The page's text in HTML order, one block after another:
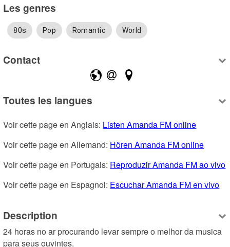
Les genres
80s Pop Romantic World
Contact
Toutes les langues
Voir cette page en Anglais: Listen Amanda FM online
Voir cette page en Allemand: Hören Amanda FM online
Voir cette page en Portugais: Reproduzir Amanda FM ao vivo
Voir cette page en Espagnol: Escuchar Amanda FM en vivo
Description
24 horas no ar procurando levar sempre o melhor da musica
para seus ouvintes.